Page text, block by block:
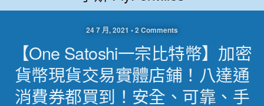
24 7 月, 2021 • 2 Comments
【One Satoshi一宗比特幣】加密
貨幣現貨交易實體店鋪！八達通
消費券都買到！安全、可靠、手